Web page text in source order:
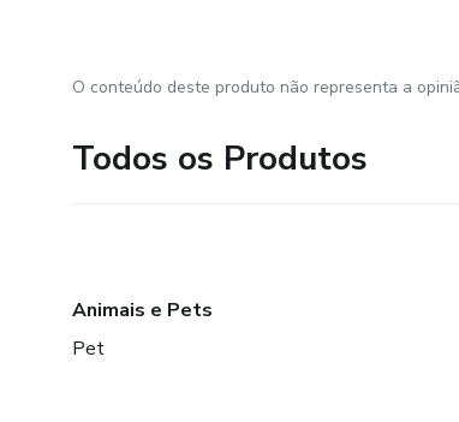
O conteúdo deste produto não representa a
Todos os Produtos
Animais e Pets
Pet